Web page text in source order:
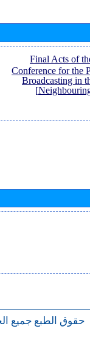
[Final Acts of
Conference for the
Broadcasting in
حقوق الطبع جميع